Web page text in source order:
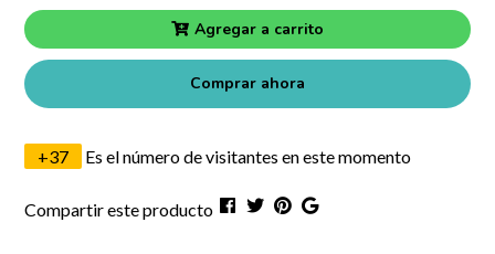
Agregar a carrito
Comprar ahora
+37 Es el número de visitantes en este momento
Compartir este producto